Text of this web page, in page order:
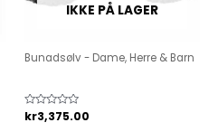
IKKE PÅ LAGER
Bunadsølv - Dame, Herre & Barn
Vurdert
0
kr3,375.00